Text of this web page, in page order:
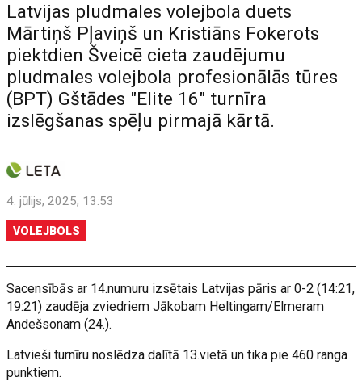
Latvijas pludmales volejbola duets
Mārtiņš Pļaviņš un Kristiāns Fokerots
piektdien Šveicē cieta zaudējumu
pludmales volejbola profesionālās tūres
(BPT) Gštādes "Elite 16" turnīra
izslēgšanas spēļu pirmajā kārtā.
4. jūlijs, 2025, 13:53
VOLEJBOLS
Sacensībās ar 14.numuru izsētais Latvijas pāris ar 0-2 (14:21,
19:21) zaudēja zviedriem Jākobam Heltingam/Elmeram
Andešsonam (24.).
Latvieši turnīru noslēdza dalītā 13.vietā un tika pie 460 ranga
punktiem.